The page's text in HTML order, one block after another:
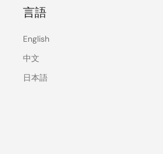
言語
English
中文
日本語